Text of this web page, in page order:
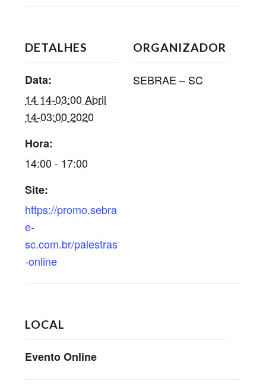
DETALHES
Data:
14 14-03:00 Abril
14-03:00 2020
Hora:
14:00 - 17:00
Site:
https://promo.sebra
e-
sc.com.br/palestras
-online
ORGANIZADOR
SEBRAE – SC
LOCAL
Evento Online